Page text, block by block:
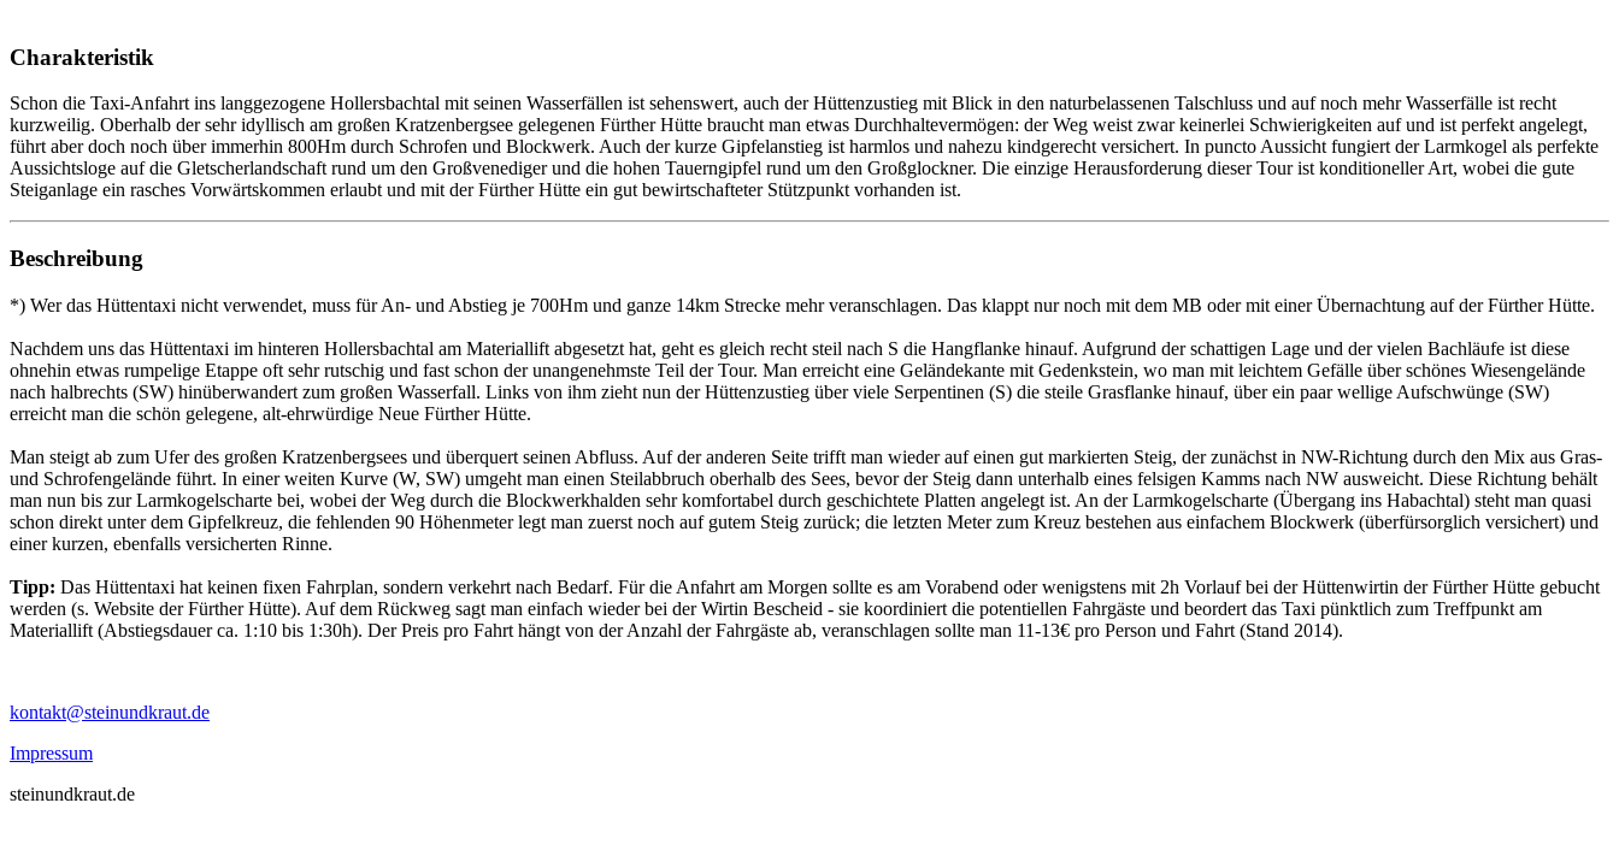
Charakteristik
Schon die Taxi-Anfahrt ins langgezogene Hollersbachtal mit seinen Wasserfällen ist sehenswert, auch der Hüttenzustieg mit Blick in den naturbelassenen Talschluss und auf noch mehr Wasserfälle ist recht
kurzweilig. Oberhalb der sehr idyllisch am großen Kratzenbergsee gelegenen Fürther Hütte braucht man etwas Durchhaltevermögen: der Weg weist zwar keinerlei Schwierigkeiten auf und ist perfekt angelegt,
führt aber doch noch über immerhin 800Hm durch Schrofen und Blockwerk. Auch der kurze Gipfelanstieg ist harmlos und nahezu kindgerecht versichert. In puncto Aussicht fungiert der Larmkogel als perfekte
Aussichtsloge auf die Gletscherlandschaft rund um den Großvenediger und die hohen Tauerngipfel rund um den Großglockner. Die einzige Herausforderung dieser Tour ist konditioneller Art, wobei die gute
Steiganlage ein rasches Vorwärtskommen erlaubt und mit der Fürther Hütte ein gut bewirtschafteter Stützpunkt vorhanden ist.
Beschreibung
*) Wer das Hüttentaxi nicht verwendet, muss für An- und Abstieg je 700Hm und ganze 14km Strecke mehr veranschlagen. Das klappt nur noch mit dem MB oder mit einer Übernachtung auf der Fürther Hütte.
Nachdem uns das Hüttentaxi im hinteren Hollersbachtal am Materiallift abgesetzt hat, geht es gleich recht steil nach S die Hangflanke hinauf. Aufgrund der schattigen Lage und der vielen Bachläufe ist diese
ohnehin etwas rumpelige Etappe oft sehr rutschig und fast schon der unangenehmste Teil der Tour. Man erreicht eine Geländekante mit Gedenkstein, wo man mit leichtem Gefälle über schönes Wiesengelände
nach halbrechts (SW) hinüberwandert zum großen Wasserfall. Links von ihm zieht nun der Hüttenzustieg über viele Serpentinen (S) die steile Grasflanke hinauf, über ein paar wellige Aufschwünge (SW)
erreicht man die schön gelegene, alt-ehrwürdige Neue Fürther Hütte.
Man steigt ab zum Ufer des großen Kratzenbergsees und überquert seinen Abfluss. Auf der anderen Seite trifft man wieder auf einen gut markierten Steig, der zunächst in NW-Richtung durch den Mix aus Gras-
und Schrofengelände führt. In einer weiten Kurve (W, SW) umgeht man einen Steilabbruch oberhalb des Sees, bevor der Steig dann unterhalb eines felsigen Kamms nach NW ausweicht. Diese Richtung behält
man nun bis zur Larmkogelscharte bei, wobei der Weg durch die Blockwerkhalden sehr komfortabel durch geschichtete Platten angelegt ist. An der Larmkogelscharte (Übergang ins Habachtal) steht man quasi
schon direkt unter dem Gipfelkreuz, die fehlenden 90 Höhenmeter legt man zuerst noch auf gutem Steig zurück; die letzten Meter zum Kreuz bestehen aus einfachem Blockwerk (überfürsorglich versichert) und
einer kurzen, ebenfalls versicherten Rinne.
Tipp: Das Hüttentaxi hat keinen fixen Fahrplan, sondern verkehrt nach Bedarf. Für die Anfahrt am Morgen sollte es am Vorabend oder wenigstens mit 2h Vorlauf bei der Hüttenwirtin der Fürther Hütte gebucht
werden (s. Website der Fürther Hütte). Auf dem Rückweg sagt man einfach wieder bei der Wirtin Bescheid - sie koordiniert die potentiellen Fahrgäste und beordert das Taxi pünktlich zum Treffpunkt am
Materiallift (Abstiegsdauer ca. 1:10 bis 1:30h). Der Preis pro Fahrt hängt von der Anzahl der Fahrgäste ab, veranschlagen sollte man 11-13€ pro Person und Fahrt (Stand 2014).
kontakt@steinundkraut.de
Impressum
steinundkraut.de